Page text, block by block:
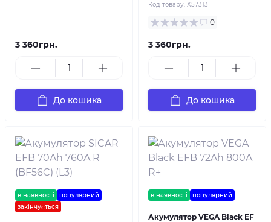
3 360грн.
До кошика
Код товару: X57313
0
3 360грн.
До кошика
в наявності
популярний
закінчується
в наявності популярний
Акумулятор VEGA Black EF